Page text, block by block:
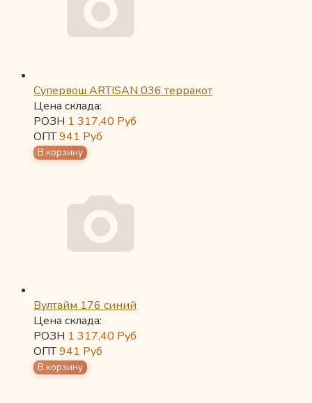
Супервош ARTISAN 036 терракот
Цена склада:
РОЗН 1 317,40 Руб
ОПТ941 Руб
Вултайм 176 синий
Цена склада:
РОЗН 1 317,40 Руб
ОПТ941 Руб